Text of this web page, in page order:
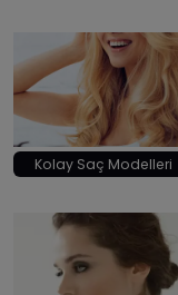
Kolay Saç Modelleri